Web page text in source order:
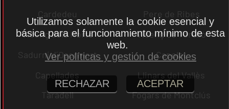
Cardedeu
Pere de Ribes
Vicenç dels Horts
Vicenç de Torelló
Sadurní d´Osormort
Capolat
Capellades
Llinars del Vallès
Taradell
Fogars de Montclús
Utilizamos solamente la cookie esencial y
básica para el funcionamiento mínimo de esta
web.
Ver políticas y gestión de cookies
RECHAZAR ACEPTAR